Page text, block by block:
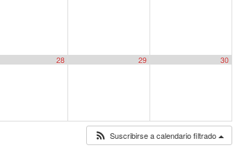
28 29 30
Suscribirse a calendario filtrado